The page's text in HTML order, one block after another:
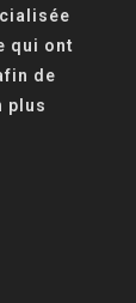
qui ont
de
plus